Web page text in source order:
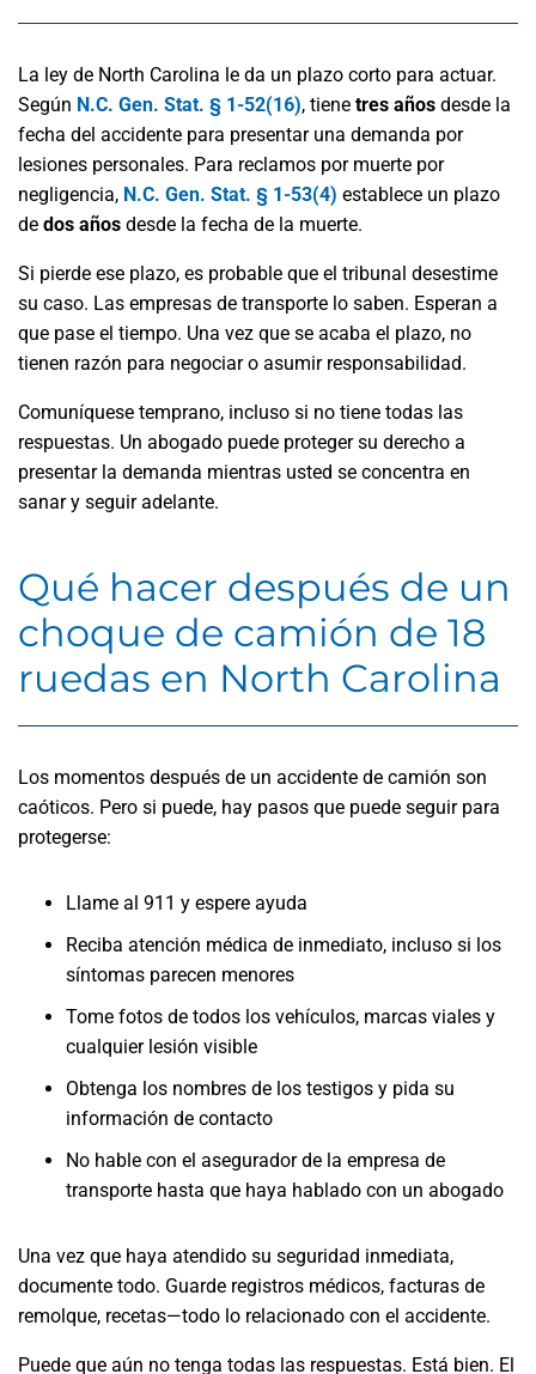
La ley de North Carolina le da un plazo corto para actuar.
Según N.C. Gen. Stat. § 1-52(16), tiene tres años desde la
fecha del accidente para presentar una demanda por
lesiones personales. Para reclamos por muerte por
negligencia, N.C. Gen. Stat. § 1-53(4) establece un plazo
de dos años desde la fecha de la muerte.
Si pierde ese plazo, es probable que el tribunal desestime
su caso. Las empresas de transporte lo saben. Esperan a
que pase el tiempo. Una vez que se acaba el plazo, no
tienen razón para negociar o asumir responsabilidad.
Comuníquese temprano, incluso si no tiene todas las
respuestas. Un abogado puede proteger su derecho a
presentar la demanda mientras usted se concentra en
sanar y seguir adelante.
Qué hacer después de un
choque de camión de 18
ruedas en North Carolina
Los momentos después de un accidente de camión son
caóticos. Pero si puede, hay pasos que puede seguir para
protegerse:
Llame al 911 y espere ayuda
Reciba atención médica de inmediato, incluso si los
síntomas parecen menores
Tome fotos de todos los vehículos, marcas viales y
cualquier lesión visible
Obtenga los nombres de los testigos y pida su
información de contacto
No hable con el asegurador de la empresa de
transporte hasta que haya hablado con un abogado
Una vez que haya atendido su seguridad inmediata,
documente todo. Guarde registros médicos, facturas de
remolque, recetas—todo lo relacionado con el accidente.
Puede que aún no tenga todas las respuestas. Está bien. El